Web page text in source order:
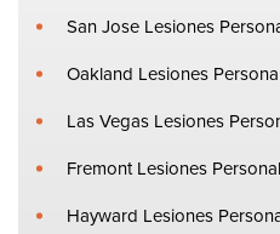
San Jose Lesiones
Oakland Lesiones
Las Vegas Lesiones
Fremont Lesiones
Hayward Lesiones